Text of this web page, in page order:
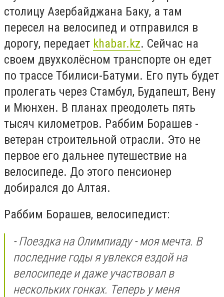
столицу Азербайджана Баку, а там
пересел на велосипед и отправился в
дорогу, передает khabar.kz. Сейчас на
своем двухколёсном транспорте он едет
по трассе Тбилиси-Батуми. Его путь будет
пролегать через Стамбул, Будапешт, Вену
и Мюнхен. В планах преодолеть пять
тысяч километров. Раббим Борашев -
ветеран строительной отрасли. Это не
первое его дальнее путешествие на
велосипеде. До этого пенсионер
добирался до Алтая.
Раббим Борашев, велосипедист:
- Поездка на Олимпиаду - моя мечта. В
последние годы я увлекся ездой на
велосипеде и даже участвовал в
нескольких гонках. Теперь у меня